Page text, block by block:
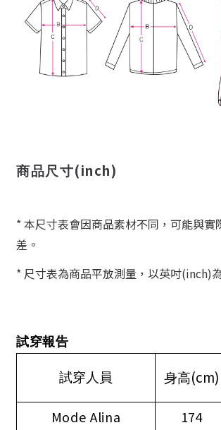
商品尺寸(inch)
* 本尺寸表會因商品素材不同，可能與實
差。
* 尺寸表為商品平放測量，以英吋(inch)
試穿報告
試穿人員 身高(cm)
Mode Alina 174